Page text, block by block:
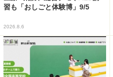
習も「おしごと体験博」9/5
2026.8.6